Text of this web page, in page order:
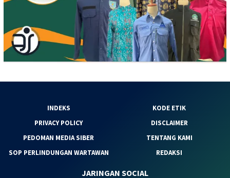
INDEKS
KODE ETIK
PRIVACY POLICY
DISCLAIMER
PEDOMAN MEDIA SIBER
TENTANG KAMI
SOP PERLINDUNGAN WARTAWAN
REDAKSI
JARINGAN SOCIAL